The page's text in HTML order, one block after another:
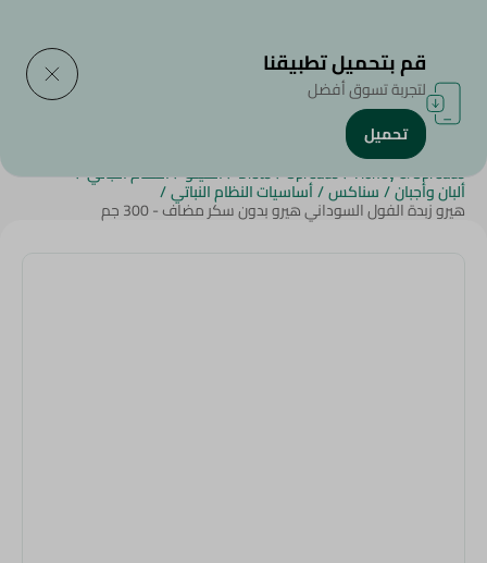
الرئيسية/الجبن,منتجات الألبان والبيض
Honey & Spreads
/
Spreads
/
Diets
/الكيتو/النظام النباتي/
ألبان وأجبان/سناكس/أساسيات النظام النباتي/
هيرو زبدة الفول السوداني هيرو بدون سكر مضاف - 300 جم
قم بتحميل تطبيقنا
لتجربة تسوق أفضل
تحميل